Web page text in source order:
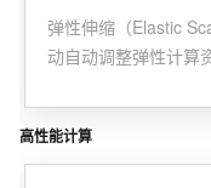
弹性伸缩（Elastic
动自动调整弹性计算
高性能计算